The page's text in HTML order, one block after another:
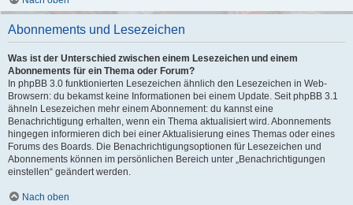
Abonnements und Lesezeichen
Was ist der Unterschied zwischen einem Lesezeichen und einem
Abonnements für ein Thema oder Forum?
In phpBB 3.0 funktionierten Lesezeichen ähnlich den Lesezeichen in Web-
Browsern: du bekamst keine Informationen bei einem Update. Seit phpBB 3.1
ähneln Lesezeichen mehr einem Abonnement: du kannst eine
Benachrichtigung erhalten, wenn ein Thema aktualisiert wird. Abonnements
hingegen informieren dich bei einer Aktualisierung eines Themas oder eines
Forums des Boards. Die Benachrichtigungsoptionen für Lesezeichen und
Abonnements können im persönlichen Bereich unter „Benachrichtigungen
einstellen“ geändert werden.
Nach oben